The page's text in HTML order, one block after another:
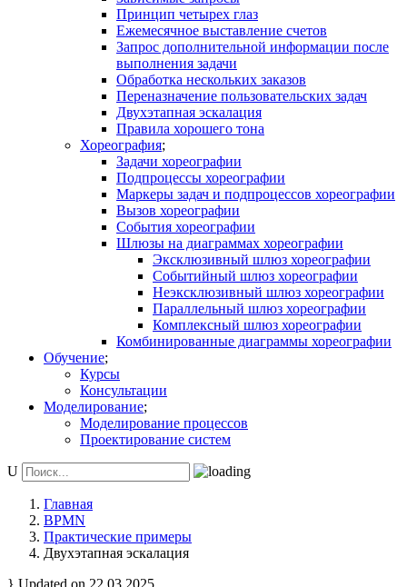
Принцип четырех глаз
Ежемесячное выставление счетов
Запрос дополнительной информации после
выполнения задачи
Обработка нескольких заказов
Переназначение пользовательских задач
Двухэтапная эскалация
Правила хорошего тона
Хореография
Задачи хореографии
Подпроцессы хореографии
Маркеры задач и подпроцессов хореографии
Вызов хореографии
События хореографии
Шлюзы на диаграммах хореографии
Эксклюзивный шлюз хореографии
Событийный шлюз хореографии
Неэксклюзивный шлюз хореографии
Параллельный шлюз хореографии
Комплексный шлюз хореографии
Комбинированные диаграммы хореографии
Обучение
Курсы
Консультации
Моделирование
Моделирование процессов
Проектирование систем
Главная
BPMN
Практические примеры
Двухэтапная эскалация
Updated on 22.03.2025